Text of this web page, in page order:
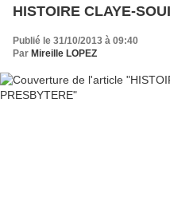
HISTOIRE CLAYE-
Publié le 31/10/2013 à 09:40
Par Mireille LOPEZ